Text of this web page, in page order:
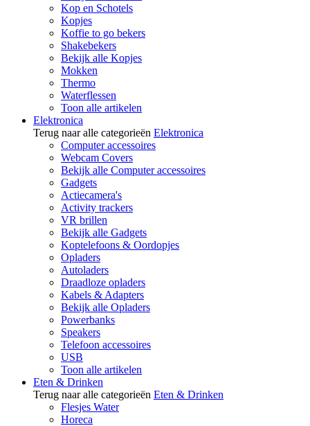
Kop en Schotels
Kopjes
Koffie to go bekers
Shakebekers
Bekijk alle Kopjes
Mokken
Thermo
Waterflessen
Toon alle artikelen
Elektronica
Terug naar alle categorieën Elektronica
Computer accessoires
Webcam Covers
Bekijk alle Computer accessoires
Gadgets
Actiecamera's
Activity trackers
VR brillen
Bekijk alle Gadgets
Koptelefoons & Oordopjes
Opladers
Autoladers
Draadloze opladers
Kabels & Adapters
Bekijk alle Opladers
Powerbanks
Speakers
Telefoon accessoires
USB
Toon alle artikelen
Eten & Drinken
Terug naar alle categorieën Eten & Drinken
Flesjes Water
Horeca